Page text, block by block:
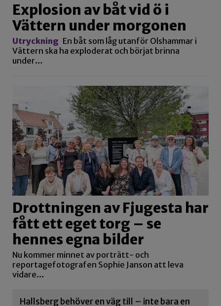
Explosion av båt vid ö i
Vättern under morgonen
Utryckning En båt som låg utanför Olshammar i
Vättern ska ha exploderat och börjat brinna
under…
Drottningen av Fjugesta har
fått ett eget torg – se
hennes egna bilder
Nu kommer minnet av porträtt- och
reportagefotografen Sophie Janson att leva
vidare…
Hallsberg behöver en väg till – inte bara en